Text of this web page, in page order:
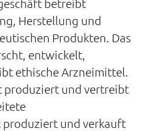
betreibt
Herstellung und
Produkten. Das
entwickelt,
ethische Arzneimittel.
produziert und vertreibt
und verkauft